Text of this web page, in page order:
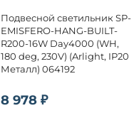
8 978 ₽
Подвесной светильник SP-
EMISFERO-HANG-BUILT-
R200-16W Day4000 (WH,
180 deg, 230V) (Arlight, IP20
Металл) 064192